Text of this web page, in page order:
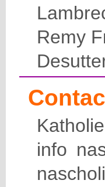
Remy
info